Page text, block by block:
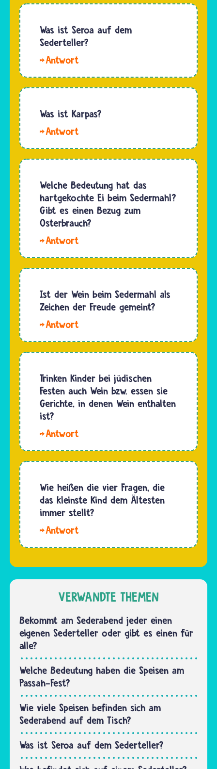
Pessach
wird in
Familien
gemeinsam
der
gefeiert.
Was ist Seroa auf dem
Sederteller?
angebratener
Er
an das
Lamm als
Pessachopfer
Pessachnacht.
Was ist Karpas?
Speise
jüdischen
Sedermahls,
das am
Abend
Pessach
gegessen
wird.
ist
hebräisch
und
Welche Bedeutung hat das
hartgekochte Ei beim Sedermahl?
Gibt es einen Bezug zum
Osterbrauch?
Religionskurs.
heißt das
hart
Ei auf
dem
Sederteller.
erinnert
an ein
spezielles…
Ist der Wein beim Sedermahl als
Zeichen der Freude gemeint?
beim
wird als
Zeichen
der
Freude
Auszug
der
Israeliten
Ägypten
getrunken.
Trinken Kinder bei jüdischen
Festen auch Wein bzw. essen sie
Gerichte, in denen Wein enthalten
ist?
Gymnasium___Religionsunterricht. Kinder
dürfen
Kiddusch
vor dem
Essen ein
Wein
trinken,
Wie heißen die vier Fragen, die
das kleinste Kind dem Ältesten
immer stellt?
Fragen
singt das
Kind am
Sederabend
auf
Hebräisch
Tischältesten
vor:
Wodurch
wird
diese
Nacht…
VERWANDTE THEMEN
Bekommt am Sederabend jeder einen
eigenen Sederteller oder gibt es einen für
alle?
Welche Bedeutung haben die Speisen am
Passah-Fest?
Wie viele Speisen befinden sich am
Sederabend auf dem Tisch?
Was ist Seroa auf dem Sederteller?